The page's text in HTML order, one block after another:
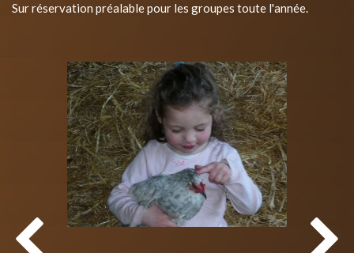
Sur réservation préalable pour les groupes toute l'année.